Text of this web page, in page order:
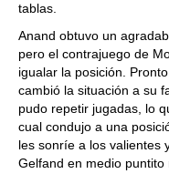
tablas.
Anand obtuvo un
pero el contrajuego de
igualar la posición.
cambió la situación a su
pudo repetir jugadas, lo
cual condujo a una
les sonríe a los valientes
Gelfand en medio puntito